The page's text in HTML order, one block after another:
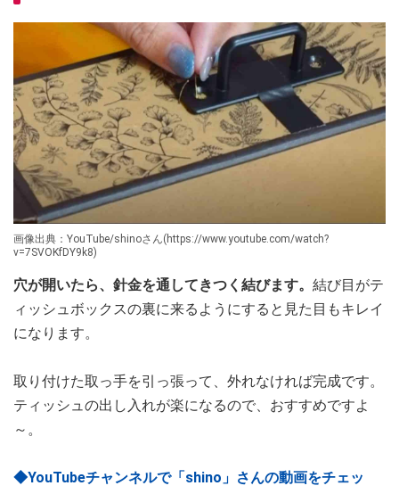
画像出典：YouTube/shinoさん(https://www.youtube.com/watch?
v=7SVOKfDY9k8)
穴が開いたら、針金を通してきつく結びます。 結び目がテ
ィッシュボックスの裏に来るようにすると見た目もキレイ
になります。
取り付けた取っ手を引っ張って、外れなければ完成です。
ティッシュの出し入れが楽になるので、おすすめですよ
～。
◆YouTubeチャンネルで「shino」さんの動画をチェッ